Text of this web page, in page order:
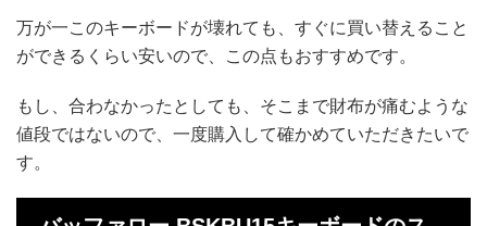
万が一このキーボードが壊れても、すぐに買い替えること
ができるくらい安いので、この点もおすすめです。
もし、合わなかったとしても、そこまで財布が痛むような
値段ではないので、一度購入して確かめていただきたいで
す。